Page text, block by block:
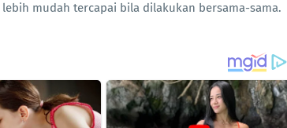
mudah tercapai bila dilakukan bersama-sama.